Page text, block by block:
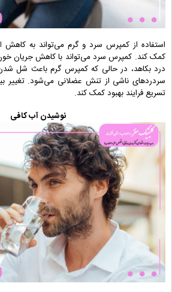
استفاده از کمپرس سرد و گرم می‌تواند به کاهش
کمک کند. کمپرس سرد می‌تواند با کاهش جریان
درد بکاهد، در حالی که کمپرس گرم باعث شل
سردردهای ناشی از تنش عضلانی می‌شود. تغییر
تسریع فرایند بهبود کمک کند.
نوشیدن آب کافی